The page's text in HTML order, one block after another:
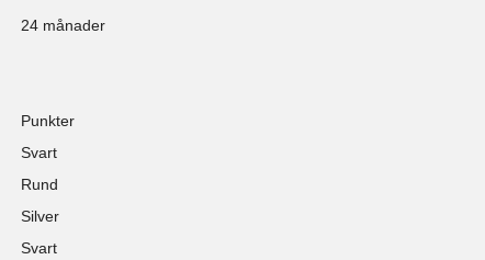
24 månader
Punkter
Svart
Rund
Silver
Svart